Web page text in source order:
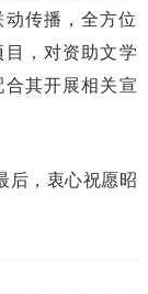
传播，全方位
，对资助文学
其开展相关宣
后，衷心祝愿昭